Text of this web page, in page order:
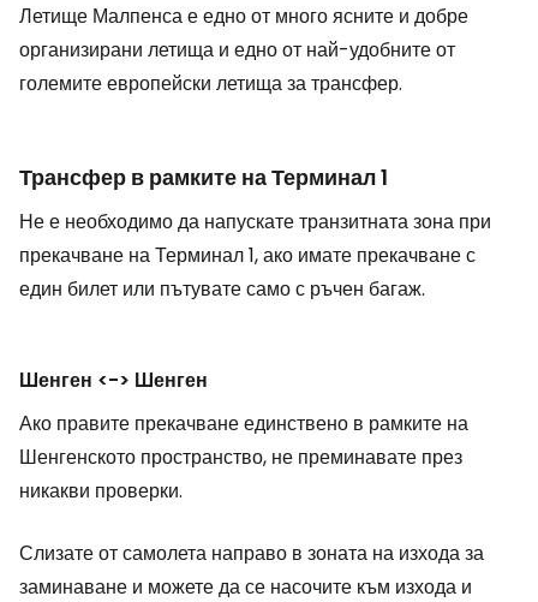
Летище Малпенса е едно от много ясните и добре
организирани летища и едно от най-удобните от
големите европейски летища за трансфер.
Трансфер в рамките на Терминал 1
Не е необходимо да напускате транзитната зона при
прекачване на Терминал 1, ако имате прекачване с
един билет или пътувате само с ръчен багаж.
Шенген <-> Шенген
Ако правите прекачване единствено в рамките на
Шенгенското пространство, не преминавате през
никакви проверки.
Слизате от самолета направо в зоната на изхода за
заминаване и можете да се насочите към изхода и